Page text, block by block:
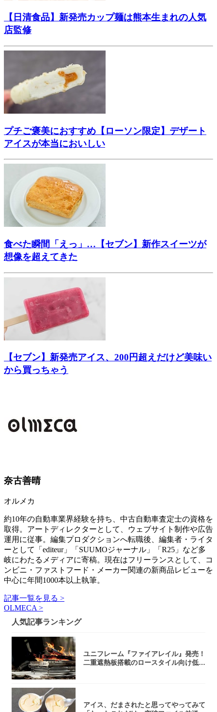
【日清食品】新発売カップ麺は熊本生まれの人気
店監修
プチご褒美におすすめ【ローソン限定】デザート
アイスが本当においしい
食べた瞬間「えっ」…【セブン】新作スイーツが
想像を超えてきた
【セブン】新発売アイス、200円超えだけど美味い
から買っちゃう
奈古善晴
オルメカ
約10年の自動車業界経験を持ち、中古自動車査定士の資格を
取得。アートディレクターとして、ウェブサイト制作や広告
運用に従事。編集プロダクションへ転職後、編集者・ライタ
ーとして「editeur」「SUUMOジャーナル」「R25」など多
岐にわたるメディアに寄稿。現在はフリーランスとして、コ
ンビニ・ファストフード・メーカー関連の新商品レビューを
中心に年間1000本以上執筆。
記事一覧を見る >
OLMECA >
人気記事ランキング
ユニフレーム『ファイアレイル』発売！
二重遮熱板搭載のロースタイル向け低型
アイス、だまされたと思ってやってみて